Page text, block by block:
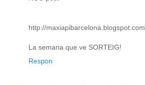
http://maxiapibarcelona.blogspot.com
La semana que ve SORTEIG!
Respon